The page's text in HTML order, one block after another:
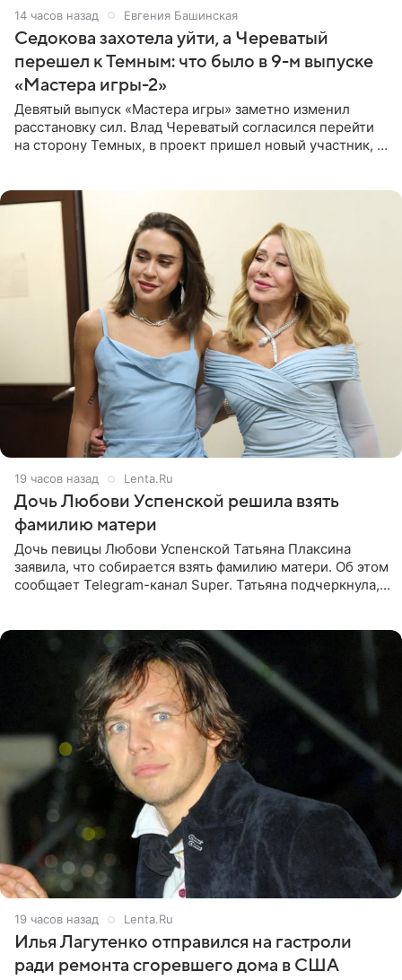
14 часов назад Евгения Башинская
Седокова захотела уйти, а Череватый
перешел к Темным: что было в 9-м выпуске
«Мастера игры-2»
Девятый выпуск «Мастера игры» заметно изменил
расстановку сил. Влад Череватый согласился перейти
на сторону Темных, в проект пришел новый участник, а
19 часов назад Lenta.Ru
Дочь Любови Успенской решила взять
фамилию матери
Дочь певицы Любови Успенской Татьяна Плаксина
заявила, что собирается взять фамилию матери. Об этом
сообщает Telegram-канал Super. Татьяна подчеркнула,
19 часов назад Lenta.Ru
Илья Лагутенко отправился на гастроли
ради ремонта сгоревшего дома в США